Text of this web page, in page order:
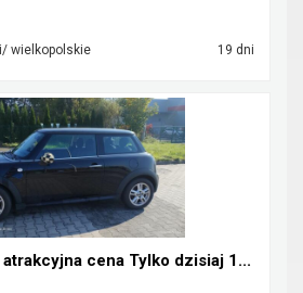
wielkopolskie 19 dni
cena Tylko dzisiaj 1...